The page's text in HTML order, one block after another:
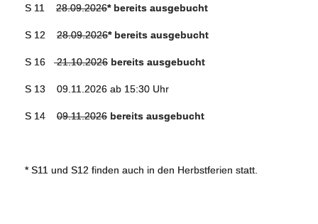
S 11 28.09.2026* bereits ausgebucht
S 12 28.09.2026* bereits ausgebucht
S 16 21.10.2026 bereits ausgebucht
S 13 09.11.2026 ab 15:30 Uhr
S 14 09.11.2026 bereits ausgebucht
* S11 und S12 finden auch in den Herbstferien statt.